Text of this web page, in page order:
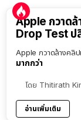
Apple กวาด
Drop Test ป
Apple กวาดล้างคลิ
มากกว่า
โดย Thitirath
อ่านเพิ่มเติม